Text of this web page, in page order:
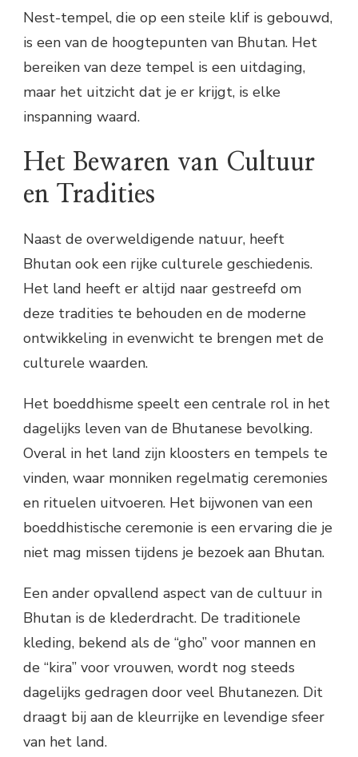
Nest-tempel, die op een steile klif is gebouwd,
is een van de hoogtepunten van Bhutan. Het
bereiken van deze tempel is een uitdaging,
maar het uitzicht dat je er krijgt, is elke
inspanning waard.
Het Bewaren van Cultuur
en Tradities
Naast de overweldigende natuur, heeft
Bhutan ook een rijke culturele geschiedenis.
Het land heeft er altijd naar gestreefd om
deze tradities te behouden en de moderne
ontwikkeling in evenwicht te brengen met de
culturele waarden.
Het boeddhisme speelt een centrale rol in het
dagelijks leven van de Bhutanese bevolking.
Overal in het land zijn kloosters en tempels te
vinden, waar monniken regelmatig ceremonies
en rituelen uitvoeren. Het bijwonen van een
boeddhistische ceremonie is een ervaring die je
niet mag missen tijdens je bezoek aan Bhutan.
Een ander opvallend aspect van de cultuur in
Bhutan is de klederdracht. De traditionele
kleding, bekend als de “gho” voor mannen en
de “kira” voor vrouwen, wordt nog steeds
dagelijks gedragen door veel Bhutanezen. Dit
draagt bij aan de kleurrijke en levendige sfeer
van het land.